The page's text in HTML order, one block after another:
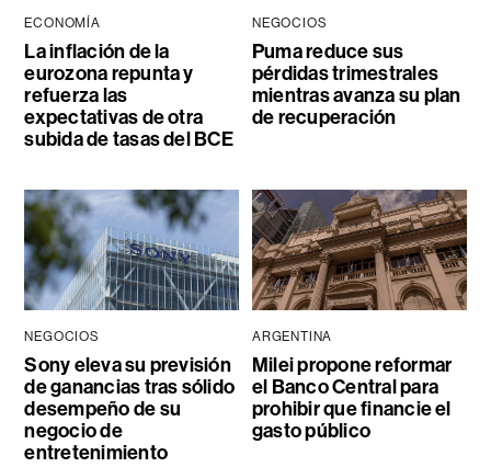
ECONOMÍA
La inflación de la
eurozona repunta y
refuerza las
expectativas de otra
subida de tasas del BCE
NEGOCIOS
Puma reduce sus
pérdidas trimestrales
mientras avanza su plan
de recuperación
NEGOCIOS
Sony eleva su previsión
de ganancias tras sólido
desempeño de su
negocio de
entretenimiento
ARGENTINA
Milei propone reformar
el Banco Central para
prohibir que financie el
gasto público